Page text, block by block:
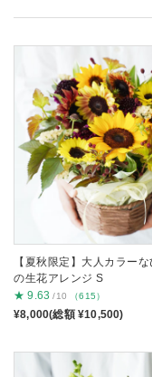
【夏秋限定】大人カラーな
の生花アレンジ S
★ 9.63 /10 （615）
¥8,000(総額 ¥10,500)